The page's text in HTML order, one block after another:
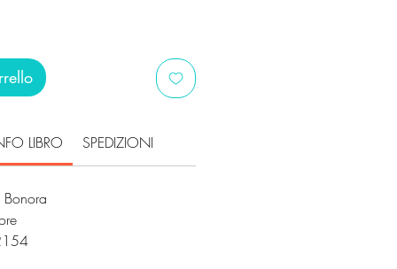
LIBRO SPEDIZIONI